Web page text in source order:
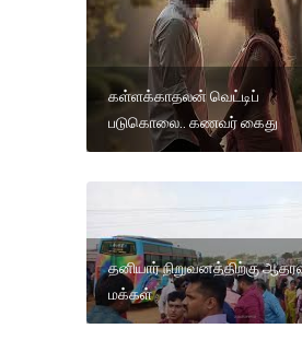
கள்ளக்காதலன் வெட்டிப்
படுகொலை.. கணவர் கைது
தனியார் நிறுவனத்திற்கு
மக்கள்